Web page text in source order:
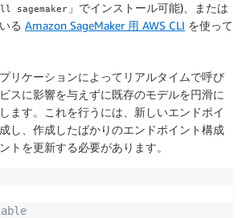
sagemaker 」でインストール可能)、または
る Amazon SageMaker 用 AWS CLI を使って
リケーションによってリアルタイムで呼び
スに影響を与えずに既存のモデルを円滑に
ます。これを行うには、新しいエンドポイ
し、作成したばかりのエンドポイント構成
トを更新する必要があります。